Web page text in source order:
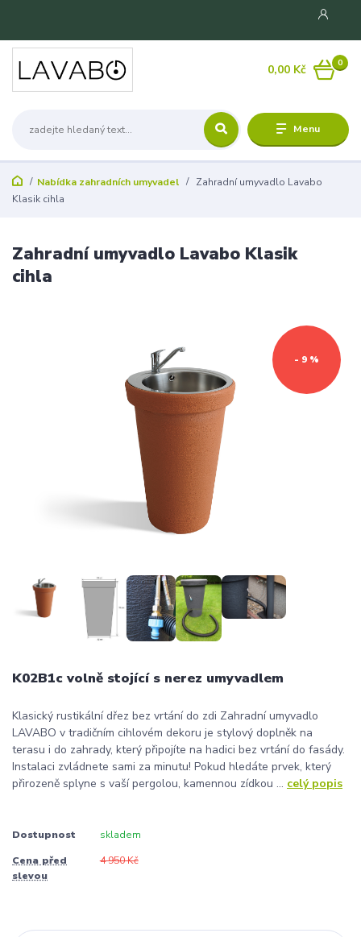
Menu
0
0,00 Kč
Nabídka zahradních umyvadel
Zahradní umyvadlo Lavabo
Klasik cihla
Zahradní umyvadlo Lavabo Klasik
cihla
- 9 %
K02B1c volně stojící s nerez umyvadlem
Klasický rustikální dřez bez vrtání do zdi Zahradní umyvadlo
LAVABO v tradičním cihlovém dekoru je stylový doplněk na
terasu i do zahrady, který připojíte na hadici bez vrtání do fasády.
Instalaci zvládnete sami za minutu! Pokud hledáte prvek, který
přirozeně splyne s vaší pergolou, kamennou zídkou ... celý popis
Dostupnost skladem
Cena před
slevou
4 950 Kč